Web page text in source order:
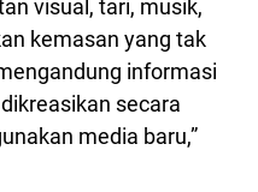
visual, tari, musik,
kemasan yang tak
informasi
secara
media baru,”